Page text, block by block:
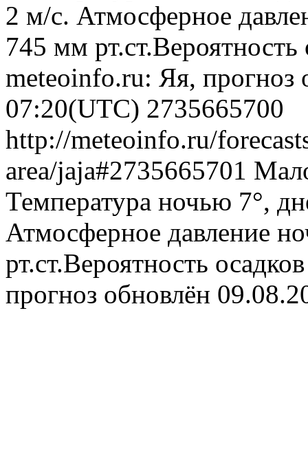
2 м/с. Атмосферное
745 мм рт.ст.Вероятность
meteoinfo.ru: Яя, прогноз
07:20(UTC) 2735665700
http://meteoinfo.ru/
area/jaja#2735665701
Температура ночью 7°,
Атмосферное давление
рт.ст.Вероятность
прогноз обновлён